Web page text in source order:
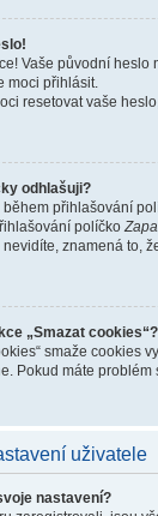
Vaše původní heslo
moci přihlásit.
resetovat vaše
odhlašuji?
během přihlašování
políčko
znamená to,
„Smazat cookies“?
smaže cookies
Pokud máte
uživatele
nastavení?